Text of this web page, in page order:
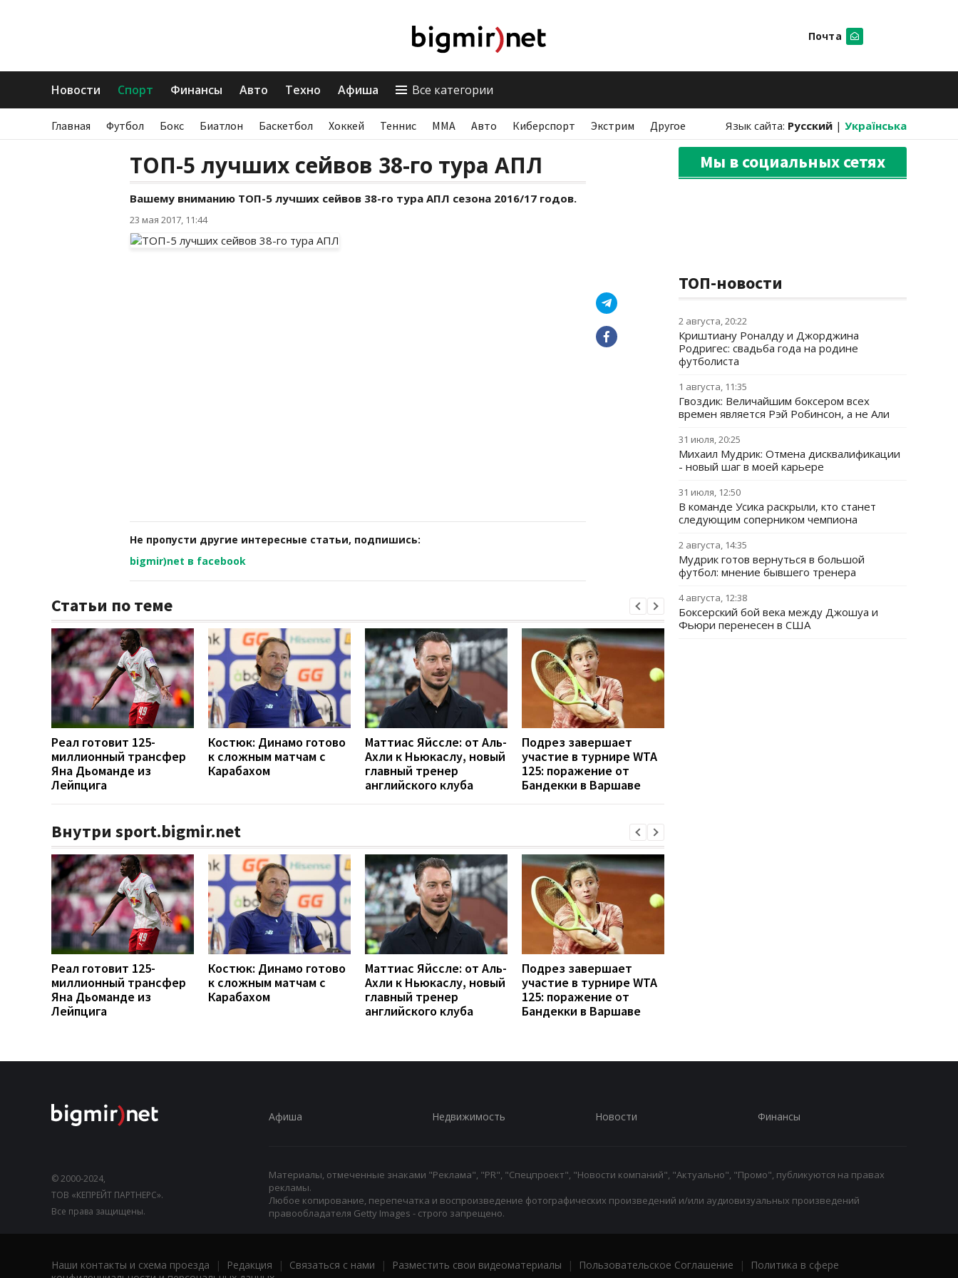
Почта
Новости Спорт Финансы Авто Техно Афиша Все категории
Главная Футбол Бокс Биатлон Баскетбол Хоккей Теннис ММА Авто Киберспорт Экстрим Другое Язык сайта: Русский | Українська
ТОП-5 лучших сейвов 38-го тура АПЛ
Вашему вниманию ТОП-5 лучших сейвов 38-го тура АПЛ сезона 2016/17 годов.
23 мая 2017, 11:44
Не пропусти другие интересные статьи, подпишись:
bigmir)net в facebook
Статьи по теме
Реал готовит 125-
миллионный трансфер
Яна Дьоманде из
Лейпцига
Костюк: Динамо готово
к сложным матчам с
Карабахом
Маттиас Яйссле: от Аль-
Ахли к Ньюкаслу, новый
главный тренер
английского клуба
Подрез завершает
участие в турнире WTA
125: поражение от
Бандекки в Варшаве
Внутри sport.bigmir.net
Реал готовит 125-
миллионный трансфер
Яна Дьоманде из
Лейпцига
Костюк: Динамо готово
к сложным матчам с
Карабахом
Маттиас Яйссле: от Аль-
Ахли к Ньюкаслу, новый
главный тренер
английского клуба
Подрез завершает
участие в турнире WTA
125: поражение от
Бандекки в Варшаве
Мы в социальных сетях
ТОП-новости
2 августа, 20:22
Криштиану Роналду и Джорджина
Родригес: свадьба года на родине
футболиста
1 августа, 11:35
Гвоздик: Величайшим боксером всех
времен является Рэй Робинсон, а не Али
31 июля, 20:25
Михаил Мудрик: Отмена дисквалификации
- новый шаг в моей карьере
31 июля, 12:50
В команде Усика раскрыли, кто станет
следующим соперником чемпиона
2 августа, 14:35
Мудрик готов вернуться в большой
футбол: мнение бывшего тренера
4 августа, 12:38
Боксерский бой века между Джошуа и
Фьюри перенесен в США
© 2000-2024,
ТОВ «КЕПРЕЙТ ПАРТНЕРС».
Все права защищены.
Афиша Недвижимость Новости Финансы
Материалы, отмеченные знаками "Реклама", "PR", "Спецпроект", "Новости компаний", "Актуально", "Промо", публикуются на правах
рекламы.
Любое копирование, перепечатка и воспроизведение фотографических произведений и/или аудиовизуальных произведений
правообладателя Getty Images - строго запрещено.
Наши контакты и схема проезда | Редакция | Связаться с нами | Разместить свои видеоматериалы | Пользовательское Соглашение |
Политика в сфере